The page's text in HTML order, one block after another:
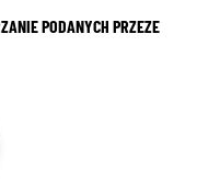
PODANYCH PRZEZE